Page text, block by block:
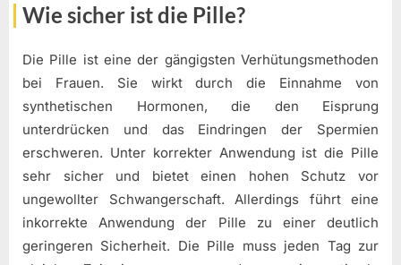
Wie sicher ist die Pille?
Die Pille ist eine der gängigsten Verhütungsmethoden
bei Frauen. Sie wirkt durch die Einnahme von
synthetischen Hormonen, die den Eisprung
unterdrücken und das Eindringen der Spermien
erschweren. Unter korrekter Anwendung ist die Pille
sehr sicher und bietet einen hohen Schutz vor
ungewollter Schwangerschaft. Allerdings führt eine
inkorrekte Anwendung der Pille zu einer deutlich
geringeren Sicherheit. Die Pille muss jeden Tag zur